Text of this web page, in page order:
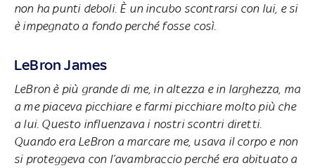
non ha punti deboli. È un incubo scontrarsi con lui, e si
è impegnato a fondo perché fosse così.
LeBron James
LeBron è più grande di me, in altezza e in larghezza, ma
a me piaceva picchiare e farmi picchiare molto più che
a lui. Questo influenzava i nostri scontri diretti.
Quando era LeBron a marcare me, usava il corpo e non
si proteggeva con l’avambraccio perché era abituato a